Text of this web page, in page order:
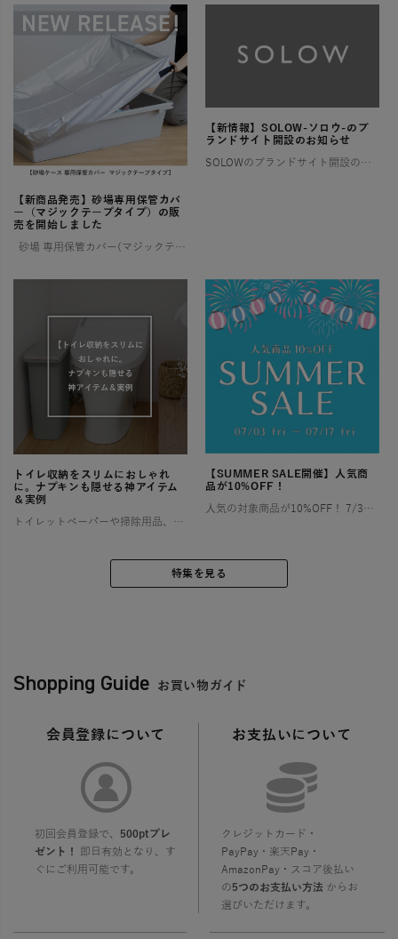
【新商品発売】砂場専用保管カバ
ー（マジックテープタイプ）の販
売を開始しました
砂場 専用保管カバー(マジックテープタイプ) ご好評いただいていた【ララサーブル】砂場専用保管カバーが、このたび新登場！ よりお求めやすい価格でご用意しました。 ✨ 新モデルは片面マジックテープ仕様 お好み […]
【新情報】SOLOW-ソロウ-のブ
ランドサイト開設のお知らせ
SOLOWのブランドサイト開設のお知らせ そろう、整う、満たされる 憧れるけれど、なかなか実現しない理想の暮らし。 そんな想いに寄り添い、 SOLOWが理想を叶えるお手伝いをします。 一つひとつ揃えるたびに住まいが整い、 […]
トイレ収納をスリムにおしゃれ
に。ナプキンも隠せる神アイテム
＆実例
トイレットペーパーや掃除用品、サニタリー用品など、とかく物が多くなりがちなトイレ空間は、「狭い」「生活感が出てしまう」といったお悩みを抱える方が少なくありません。 特に小さなお子様がいるご家庭では、おむつやその処理に関わ […]
【SUMMER SALE開催】人気商
品が10%OFF！
人気の対象商品が10%OFF！ 7/3〜7/17の2週間限定！ お部屋やアウトドアで快適な夏を過ごすために特別セールを開催します！ お得なこの機会にぜひチェックしてみてくださいね🎶 ゴミ箱（ダストボックス） […]
特集を見る
Shopping Guide お買い物ガイド
会員登録について
初回会員登録で、 500ptプレ
ゼント！
即日有効となり、す
ぐにご利用可能です。
お支払いについて
クレジットカード・
PayPay・楽天Pay・
AmazonPay・スコア後払い
の5つのお支払い方法からお
選びいただけます。